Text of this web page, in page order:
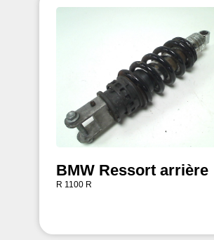
BMW Ressort arrière
R 1100 R